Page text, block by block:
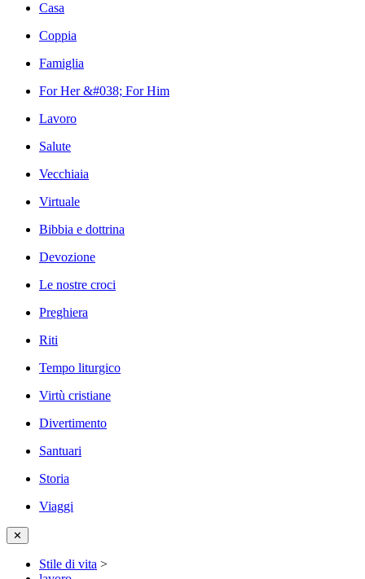
Casa
Coppia
Famiglia
For Her &#038; For Him
Lavoro
Salute
Vecchiaia
Virtuale
Bibbia e dottrina
Devozione
Le nostre croci
Preghiera
Riti
Tempo liturgico
Virtù cristiane
Divertimento
Santuari
Storia
Viaggi
✕
Stile di vita >